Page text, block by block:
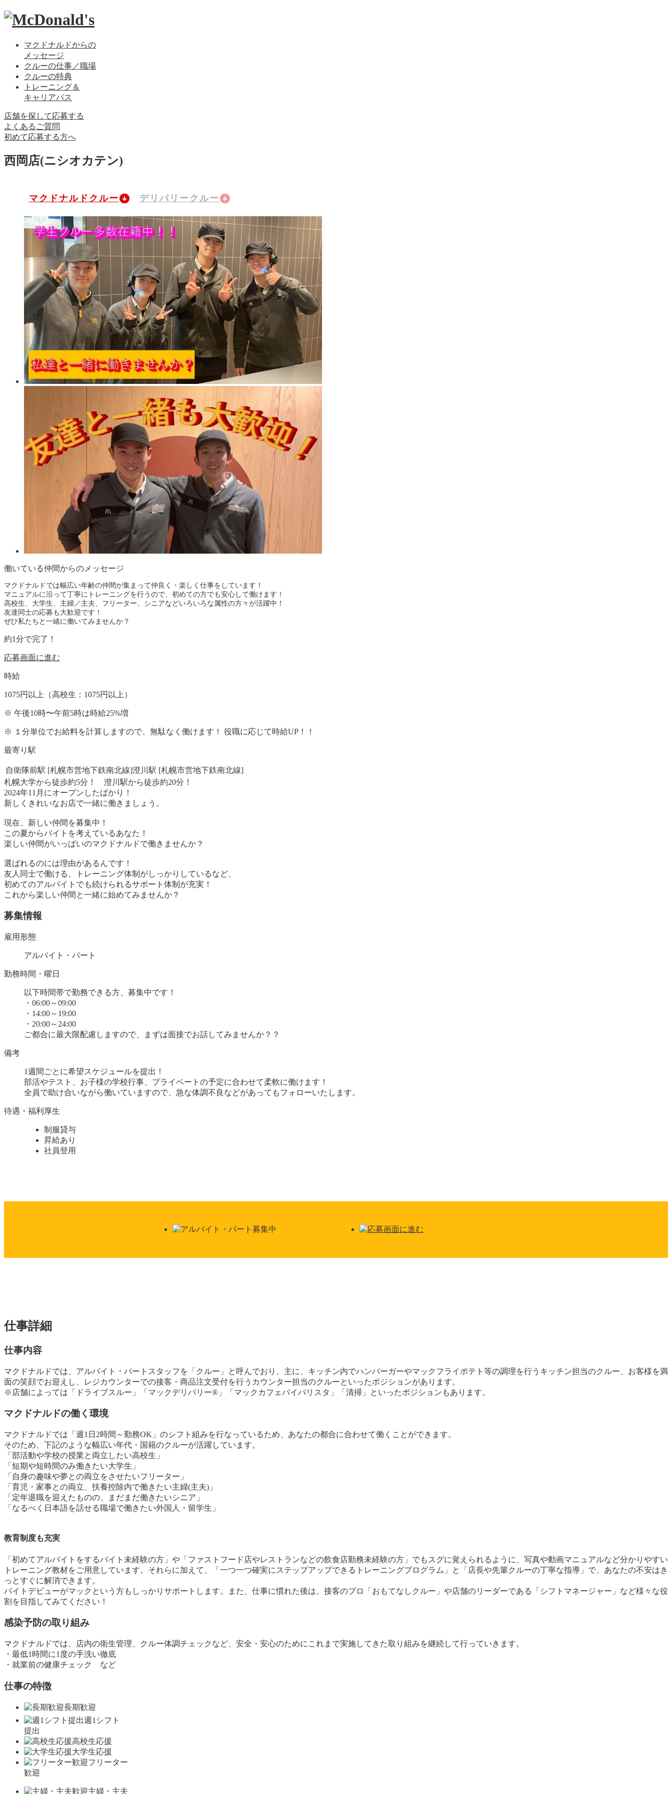
マクドナルドからの
メッセージ
クルーの仕事／職場
クルーの特典
トレーニング＆
キャリアパス
店舗を探して応募する
よくあるご質問
初めて応募する方へ
西岡店(ニシオカテン)
マクドナルドクルー デリバリークルー
働いている仲間からのメッセージ
マクドナルドでは幅広い年齢の仲間が集まって仲良く・楽しく仕事をしています！
マニュアルに沿って丁寧にトレーニングを行うので、初めての方でも安心して働けます！
高校生、大学生、主婦／主夫、フリーター、シニアなどいろいろな属性の方々が活躍中！
友達同士の応募も大歓迎です！
ぜひ私たちと一緒に働いてみませんか？
約1分で完了！
応募画面に進む
時給
1075円 以上（高校生： 1075円 以上）
※ 午後10時〜午前5時は時給25%増
※ １分単位でお給料を計算しますので、無駄なく働けます！ 役職に応じて時給UP！！
最寄り駅
自衛隊前駅 [札幌市営地下鉄南北線]澄川駅 [札幌市営地下鉄南北線]
札幌大学から徒歩約5分！ 澄川駅から徒歩約20分！
2024年11月にオープンしたばかり！
新しくきれいなお店で一緒に働きましょう。
現在、新しい仲間を募集中！
この夏からバイトを考えているあなた！
楽しい仲間がいっぱいのマクドナルドで働きませんか？
選ばれるのには理由があるんです！
友人同士で働ける、トレーニング体制がしっかりしているなど、
初めてのアルバイトでも続けられるサポート体制が充実！
これから楽しい仲間と一緒に始めてみませんか？
募集情報
雇用形態
アルバイト・パート
勤務時間・曜日
以下時間帯で勤務できる方、募集中です！
・06:00～09:00
・14:00～19:00
・20:00～24:00
ご都合に最大限配慮しますので、まずは面接でお話してみませんか？？
備考
1週間ごとに希望スケジュールを提出！
部活やテスト、お子様の学校行事、プライベートの予定に合わせて柔軟に働けます！
全員で助け合いながら働いていますので、急な体調不良などがあってもフォローいたします。
待遇・福利厚生
制服貸与
昇給あり
社員登用
仕事詳細
仕事内容
マクドナルドでは、アルバイト・パートスタッフを「クルー」と呼んでおり、主に、キッチン内でハンバーガーやマックフライポテト等の調理を行うキッチン担当のクルー、お客様を満
面の笑顔でお迎えし、レジカウンターでの接客・商品注文受付を行うカウンター担当のクルーといったポジションがあります。
※店舗によっては「ドライブスルー」「マックデリバリー®︎」「マックカフェバイバリスタ」「清掃」といったポジションもあります。
マクドナルドの働く環境
マクドナルドでは「週1日2時間～勤務OK」のシフト組みを行なっているため、あなたの都合に合わせて働くことができます。
そのため、下記のような幅広い年代・国籍のクルーが活躍しています。
「部活動や学校の授業と両立したい高校生」
「短期や短時間のみ働きたい大学生」
「自身の趣味や夢との両立をさせたいフリーター」
「育児・家事との両立、扶養控除内で働きたい主婦(主夫)」
「定年退職を迎えたものの、まだまだ働きたいシニア」
「なるべく日本語を話せる職場で働きたい外国人・留学生」
教育制度も充実
「初めてアルバイトをするバイト未経験の方」や「ファストフード店やレストランなどの飲食店勤務未経験の方」でもスグに覚えられるように、写真や動画マニュアルなど分かりやすい
トレーニング教材をご用意しています。それらに加えて、「一つ一つ確実にステップアップできるトレーニングプログラム」と「店長や先輩クルーの丁寧な指導」で、あなたの不安はき
っとすぐに解消できます。
バイトデビューがマックという方もしっかりサポートします。また、仕事に慣れた後は、接客のプロ「おもてなしクルー」や店舗のリーダーである「シフトマネージャー」など様々な役
割を目指してみてください！
感染予防の取り組み
マクドナルドでは、店内の衛生管理、クルー体調チェックなど、安全・安心のためにこれまで実施してきた取り組みを継続して行っていきます。
・最低1時間に1度の手洗い徹底
・就業前の健康チェック など
仕事の特徴
長期歓迎
週1シフト
提出
高校生応援
大学生応援
フリーター
歓迎
主婦・主夫